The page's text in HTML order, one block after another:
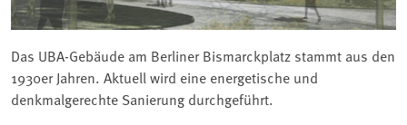
Das UBA-Gebäude am Berliner Bismarckplatz stammt aus den
1930er Jahren. Aktuell wird eine energetische und
denkmalgerechte Sanierung durchgeführt.